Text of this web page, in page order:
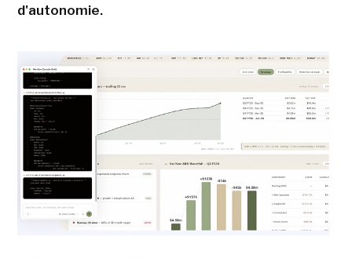
d'autonomie.